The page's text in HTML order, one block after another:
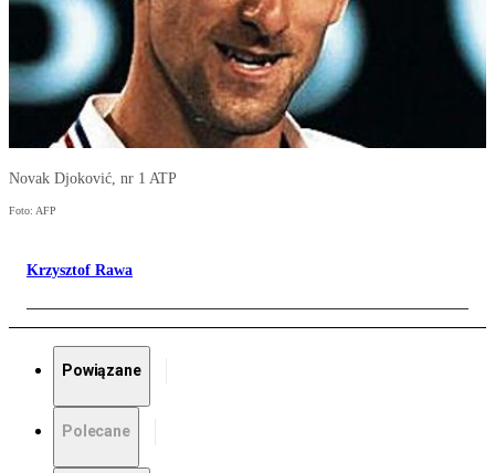
Novak Djoković, nr 1 ATP
Foto: AFP
Krzysztof Rawa
Powiązane
Polecane